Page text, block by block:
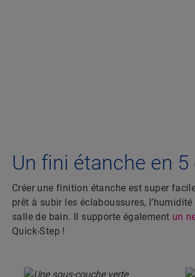
Un fini étanche en
Créer une finition étanche est super
prêt à subir les éclaboussures,
salle de bain. Il supporte également un
Quick-Step !